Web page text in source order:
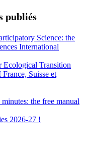
publiés
Science: the
International
Ecological Transition
Suisse et
the free manual
2026-27 !